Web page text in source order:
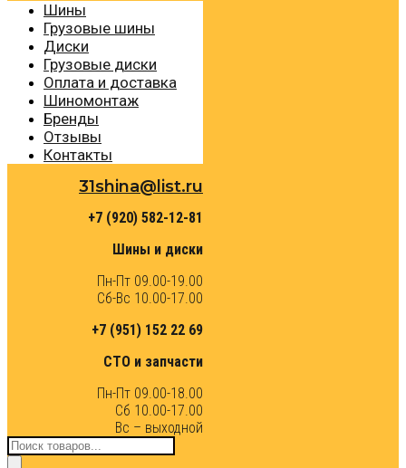
Шины
Грузовые шины
Диски
Грузовые диски
Оплата и доставка
Шиномонтаж
Бренды
Отзывы
Контакты
31shina@list.ru
+7 (920) 582-12-81
Шины и диски
Пн-Пт 09.00-19.00
Сб-Вс 10.00-17.00
+7 (951) 152 22 69
СТО и запчасти
Пн-Пт 09.00-18.00
Сб 10.00-17.00
Вс – выходной
Поиск
товаров